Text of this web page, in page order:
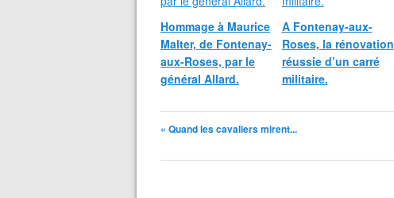
Hommage à Maurice
Malter, de Fontenay-
aux-Roses, par le
général Allard.
A Fontenay-aux-
Roses, la rénovation
réussie d’un carré
militaire.
« Quand les cavaliers mirent...